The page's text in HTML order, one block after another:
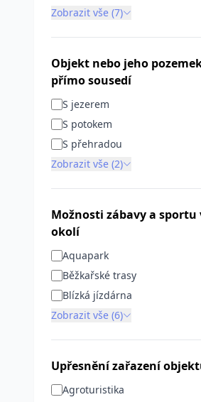
Zobrazit vše (7)
Objekt nebo jeho
přímo sousedí
S jezerem
S potokem
S přehradou
Zobrazit vše (2)
Možnosti zábavy a sportu
okolí
Aquapark
Běžkařské trasy
Blízká jízdárna
Zobrazit vše (6)
Upřesnění zařazení
Agroturistika